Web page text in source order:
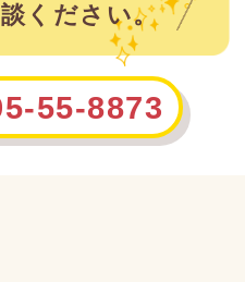
ください。
55-8873